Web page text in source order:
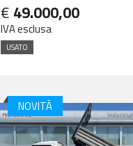
€ 49.000,00
IVA esclusa
USATO
NOVITÀ